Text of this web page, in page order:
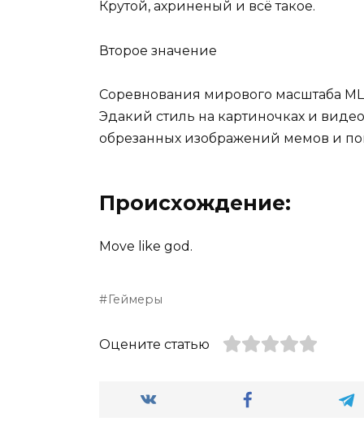
Крутой, ахриненый и всё такое.
Второе значение
Соревнования мирового масштаба
Эдакий стиль на картиночках и
обрезанных изображений мемов и
Происхождение:
Move like god.
Геймеры
Оцените статью